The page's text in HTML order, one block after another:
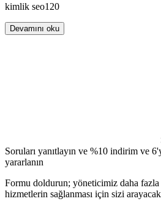
kimlik seo120
Devamını oku
Soruları yanıtlayın ve %10 indirim ve
yararlanın
Formu doldurun; yöneticimiz daha fazla
hizmetlerin sağlanması için sizi